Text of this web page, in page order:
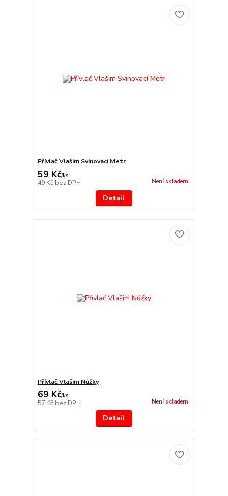
Přívlač Vlašim Svinovací Metr
59 Kč/ks
49 Kč bez DPH Není skladem
Detail
Přívlač Vlašim Nůžky
69 Kč/ks
57 Kč bez DPH Není skladem
Detail